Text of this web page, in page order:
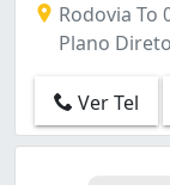
Rodovia To
Plano
Ver Tel